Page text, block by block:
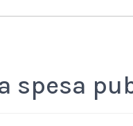
spesa